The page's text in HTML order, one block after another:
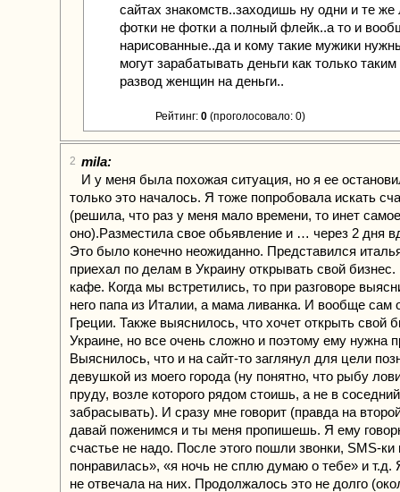
сайтах знакомств..заходишь ну одни и те же
фотки не фотки а полный флейк..а то и
нарисованные..да и кому такие мужики
могут зарабатывать деньги как только
развод женщин на деньги..
Рейтинг: 0 (проголосовало: 0)
2 mila:
И у меня была похожая ситуация, но я ее
только это началось. Я тоже попробовала искать
(решила, что раз у меня мало времени, то инет самое
оно).Разместила свое обьявление и … через 2 дня
Это было конечно неожиданно. Представился
приехал по делам в Украину открывать свой
кафе. Когда мы встретились, то при разговоре
него папа из Италии, а мама ливанка. И вообще сам
Греции. Также выяснилось, что хочет открыть свой
Украине, но все очень сложно и поэтому ему нужна
Выяснилось, что и на сайт-то заглянул для цели
девушкой из моего города (ну понятно, что рыбу
пруду, возле которого рядом стоишь, а не в
забрасывать). И сразу мне говорит (правда на
давай поженимся и ты меня пропишешь. Я ему
счастье не надо. После этого пошли звонки, SMS-
понравилась», «я ночь не сплю думаю о тебе» и
не отвечала на них. Продолжалось это не долго